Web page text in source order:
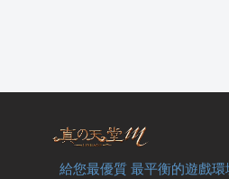
給您最優質 最平衡的遊戲